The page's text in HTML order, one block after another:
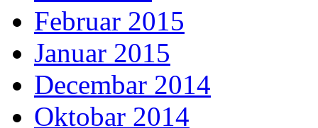
Februar 2015
Januar 2015
Decembar 2014
Oktobar 2014